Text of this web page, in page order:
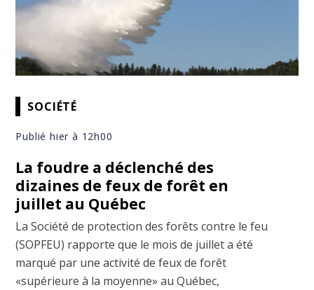
SOCIÉTÉ
Publié hier à 12h00
La foudre a déclenché des
dizaines de feux de forêt en
juillet au Québec
La Société de protection des forêts contre le feu
(SOPFEU) rapporte que le mois de juillet a été
marqué par une activité de feux de forêt
«supérieure à la moyenne» au Québec,